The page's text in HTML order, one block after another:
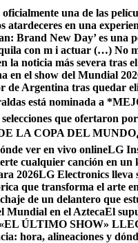
una de las
atardeceres en una
Brand New Day’ es una
con m i actuar (…) No
la noticia más severa tras
en el show del Mundial
de Argentina tras quedar
está nominada a
selecciones que ofertaron
LA COPA DEL MUNDO
ver en vivo onlineLG
cualquier canción en
2026LG Electronics lleva
que transforma el arte
de un delantero que
Mundial en el AztecaEl
ÚLTIMO SHOW»
hora, alineaciones y